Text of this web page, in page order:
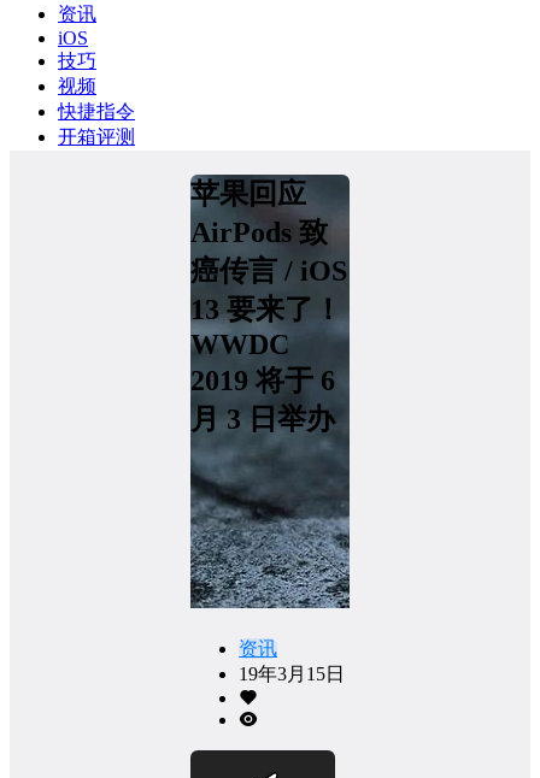
资讯
iOS
技巧
视频
快捷指令
开箱评测
苹果回应
AirPods 致
癌传言 / iOS
13 要来了！
WWDC
2019 将于 6
月 3 日举办
资讯
19年3月15日